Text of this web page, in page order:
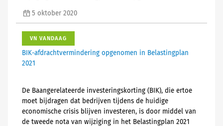
5 oktober 2020
VN VANDAAG
BIK-afdrachtvermindering opgenomen in Belastingplan
2021
De Baangerelateerde investeringskorting (BIK), die ertoe
moet bijdragen dat bedrijven tijdens de huidige
economische crisis blijven investeren, is door middel van
de tweede nota van wijziging in het Belastingplan 2021